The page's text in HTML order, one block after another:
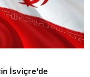
İsviçre’de